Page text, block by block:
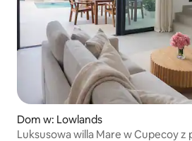
Dom w: Lowlands
Luksusowa willa Mare w Cupecoy